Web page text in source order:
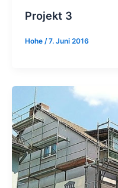
Projekt 3
Hohe /7. Juni 2016